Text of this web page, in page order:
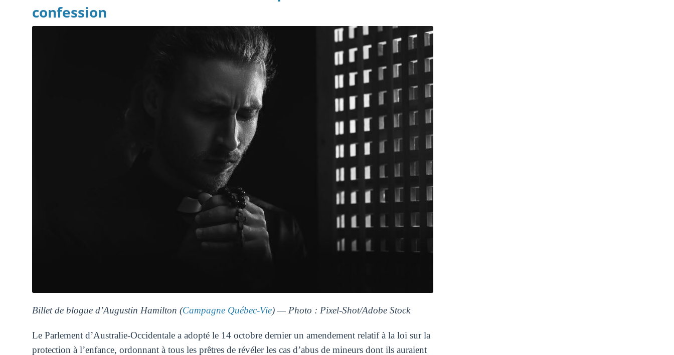
confession
Billet de blogue d’Augustin Hamilton (Campagne Québec-Vie) — Photo : Pixel-Shot/Adobe Stock
Le Parlement d’Australie-Occidentale a adopté le 14 octobre dernier un amendement relatif à la loi sur la
protection à l’enfance, ordonnant à tous les prêtres de révéler les cas d’abus de mineurs dont ils auraient